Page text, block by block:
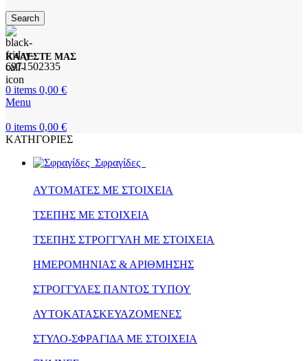
Search
ΚΑΛΕΣΤΕ ΜΑΣ
6971502335
0 items 0,00 €
Menu
0 items 0,00 €
ΚΑΤΗΓΟΡΙΕΣ
Σφραγίδες
ΑΥΤΟΜΑΤΕΣ ΜΕ ΣΤΟΙΧΕΙΑ
ΤΣΕΠΗΣ ΜΕ ΣΤΟΙΧΕΙΑ
ΤΣΕΠΗΣ ΣΤΡΟΓΓΥΛΗ ΜΕ ΣΤΟΙΧΕΙΑ
ΗΜΕΡΟΜΗΝΙΑΣ & ΑΡΙΘΜΗΣΗΣ
ΣΤΡΟΓΓΥΛΕΣ ΠΑΝΤΟΣ ΤΥΠΟΥ
ΑΥΤΟΚΑΤΑΣΚΕΥΑΖΟΜΕΝΕΣ
ΣΤΥΛΟ-ΣΦΡΑΓΙΔΑ ΜΕ ΣΤΟΙΧΕΙΑ